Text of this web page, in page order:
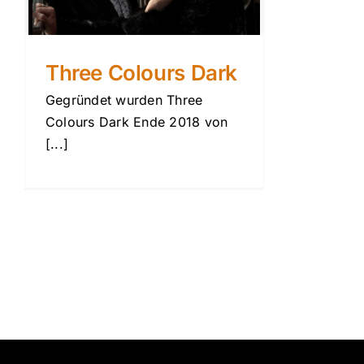
Three Colours Dark
Gegründet wurden Three
Colours Dark Ende 2018 von
[...]